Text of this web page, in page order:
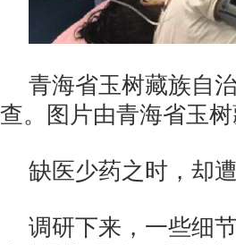
青海省玉树藏族自
查。图片由青海省玉
缺医少药之时，却
调研下来，一些细